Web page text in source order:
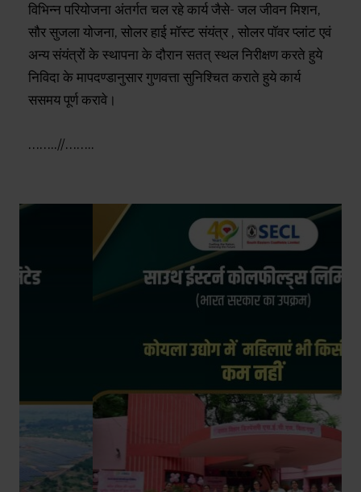
विभिन्न परियोजना अंतर्गत चल रहे कार्य जैसे- जल जीवन मिशन,
सौर सुजला योजना, सोलर हाई मॉस्ट संयंत्र , सोलर पॉवर प्लांट एवं
अन्य संयंत्रों के स्थापना के दौरान सतत् स्थल निरीक्षण करते हुये
निविदा के मापदण्डानुसार गुणवत्ता सुनिश्चित कराते हुये कार्य
ससमय पूर्ण करावे।
……..//……..